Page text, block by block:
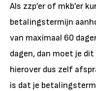
Als zzp’er of mkb’er
betalingstermijn
van maximaal 60
dagen, dan moet je
hierover dus zelf
is dat je